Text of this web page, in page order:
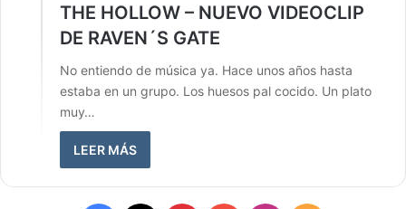
THE HOLLOW – NUEVO VIDEOCLIP
DE RAVEN´S GATE
No entiendo de música ya. Hace unos años hasta
estaba en un grupo. Los huesos pal cocido. Un plato
muy…
LEER MÁS